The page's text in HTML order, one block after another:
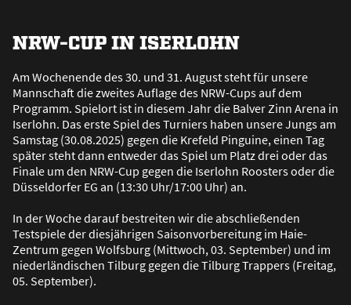
NRW-CUP IN ISERLOHN
Am Wochenende des 30. und 31. August steht für unsere
Mannschaft die zweites Auflage des NRW-Cups auf dem
Programm. Spielort ist in diesem Jahr die Balver Zinn Arena in
Iserlohn. Das erste Spiel des Turniers haben unsere Jungs am
Samstag (30.08.2025) gegen die Krefeld Pinguine, einen Tag
später steht dann entweder das Spiel um Platz drei oder das
Finale um den NRW-Cup gegen die Iserlohn Roosters oder die
Düsseldorfer EG an (13:30 Uhr/17:00 Uhr) an.
In der Woche darauf bestreiten wir die abschließenden
Testspiele der diesjährigen Saisonvorbereitung im Haie-
Zentrum gegen Wolfsburg (Mittwoch, 03. September) und im
niederländischen Tilburg gegen die Tilburg Trappers (Freitag,
05. September).